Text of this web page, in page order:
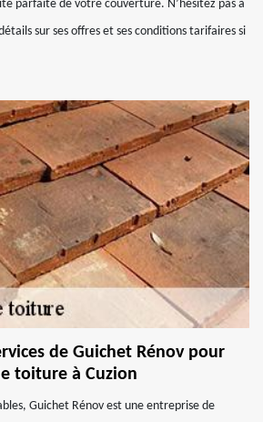
parfaite de votre couverture. N’hésitez pas à
sur ses offres et ses conditions tarifaires si
de Guichet Rénov pour
toiture à Cuzion
Guichet Rénov est une entreprise de